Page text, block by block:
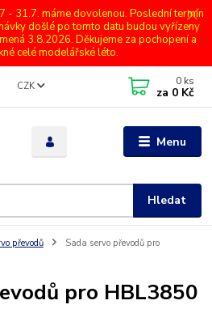
- 31.7. máme dovolenou. Poslední termín
došlé po tomto datu budou vyřízeny
3.8.2026. Děkujeme za pochopení a
celé modelářské léto.
Menu
CZK
Hledat
0 ks
za 0 Kč
převodů
Sada servo převodů pro
pro HBL3850